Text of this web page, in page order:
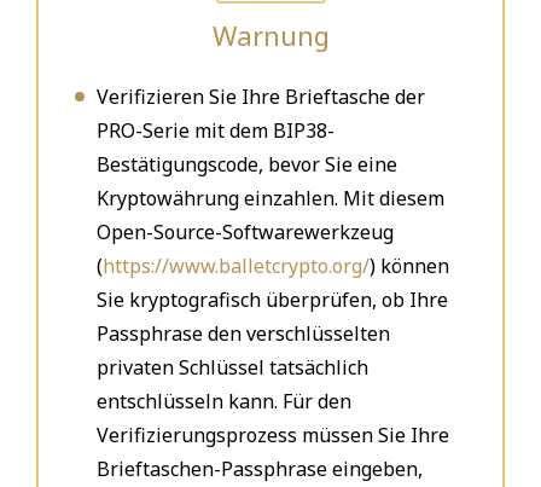
Warnung
Verifizieren Sie Ihre Brieftasche der
PRO-Serie mit dem BIP38-
Bestätigungscode, bevor Sie eine
Kryptowährung einzahlen. Mit diesem
Open-Source-Softwarewerkzeug
(https://www.balletcrypto.org/) können
Sie kryptografisch überprüfen, ob Ihre
Passphrase den verschlüsselten
privaten Schlüssel tatsächlich
entschlüsseln kann. Für den
Verifizierungsprozess müssen Sie Ihre
Brieftaschen-Passphrase eingeben,